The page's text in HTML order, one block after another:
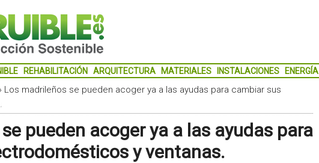
REHABILITACIÓN ARQUITECTURA MATERIALES INSTALACIONES ENERGÍA
Los madrileños se pueden acoger ya a las ayudas para cambiar sus
pueden acoger ya a las ayudas para
y ventanas.